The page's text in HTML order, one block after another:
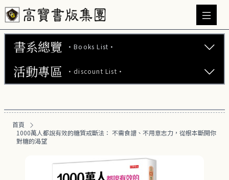
書系總覽 ·Books List·
文學小說 (737)
商業財經 (100)
醫療保健 (55)
活動專區 ·discount List·
【2本7折】高寶小說系列全圖鑑書展
首頁
1000萬人都說有效的糖質戒斷法： 不需食譜、不用意志力，從根本斷開你
對糖的渴望